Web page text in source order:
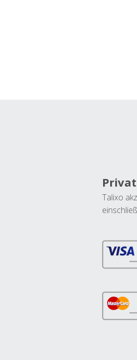
Talixo